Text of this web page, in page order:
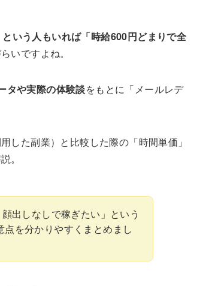
という人もいれば「時給600円どまりで全
いですよね。
タや実際の体験談をもとに「メールレデ
した副業）と比較した際の「時間単価」
。
出しなしで稼ぎたい」という
を分かりやすくまとめまし